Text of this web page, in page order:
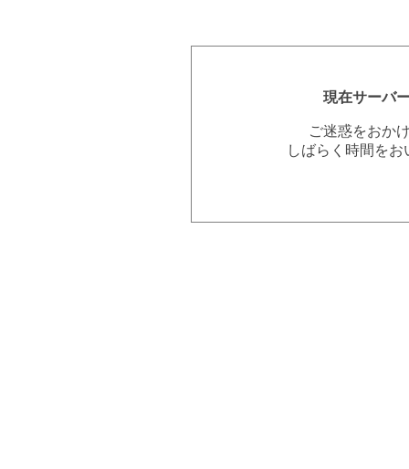
現在サーバ
ご迷惑をおか
しばらく時間を